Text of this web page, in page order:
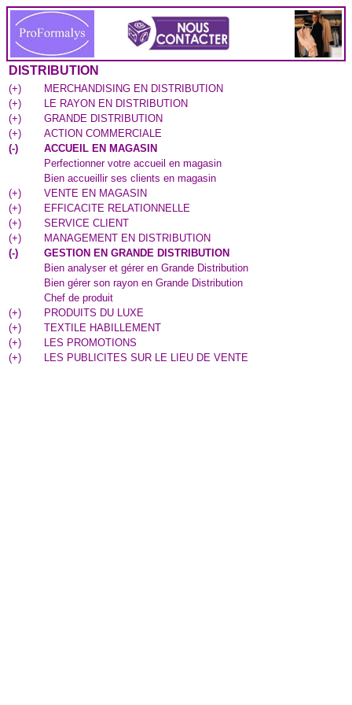
DISTRIBUTION
(+)
MERCHANDISING EN DISTRIBUTION
(+)
LE RAYON EN DISTRIBUTION
(+)
GRANDE DISTRIBUTION
(+)
ACTION COMMERCIALE
(-)
ACCUEIL EN MAGASIN
Perfectionner votre accueil en magasin
Bien accueillir ses clients en magasin
(+)
VENTE EN MAGASIN
(+)
EFFICACITE RELATIONNELLE
(+)
SERVICE CLIENT
(+)
MANAGEMENT EN DISTRIBUTION
(-)
GESTION EN GRANDE DISTRIBUTION
Bien analyser et gérer en Grande Distribution
Bien gérer son rayon en Grande Distribution
Chef de produit
(+)
PRODUITS DU LUXE
(+)
TEXTILE HABILLEMENT
(+)
LES PROMOTIONS
(+) LES PUBLICITES SUR LE LIEU DE VENTE